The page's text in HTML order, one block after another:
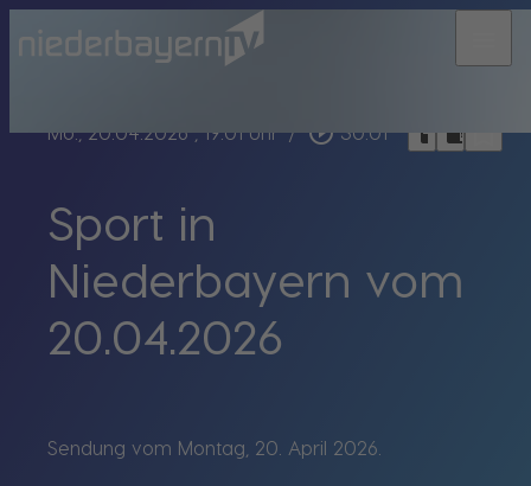
Mo., 20.04.2026, 19:01 Uhr / play_circle_outline 30:01 headphones chrome_reader_mode
Sport in
Niederbayern vom
20.04.2026
Sendung vom Montag, 20. April 2026.